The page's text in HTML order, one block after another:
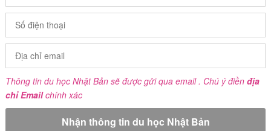
Thông tin du học Nhật Bản sẽ được gửi qua email . Chú ý điền địa
chỉ Emailchính xác